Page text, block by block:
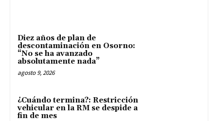
Diez años de plan de
descontaminación en Osorno:
“No se ha avanzado
absolutamente nada”
agosto 9, 2026
¿Cuándo termina?: Restricción
vehicular en la RM se despide a
fin de mes